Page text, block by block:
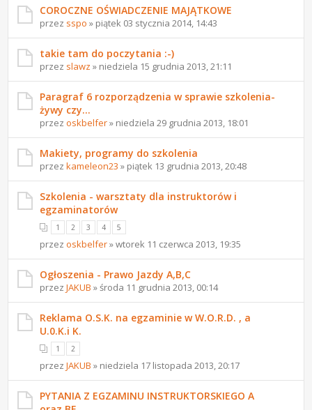
COROCZNE OŚWIADCZENIE MAJĄTKOWE
przez sspo » piątek 03 stycznia 2014, 14:43
takie tam do poczytania :-)
przez slawz » niedziela 15 grudnia 2013, 21:11
Paragraf 6 rozporządzenia w sprawie szkolenia-
żywy czy...
przezoskbelfer» niedziela 29 grudnia 2013, 18:01
Makiety, programy do szkolenia
przezkameleon23 » piątek 13 grudnia 2013, 20:48
Szkolenia - warsztaty dla instruktorów i
egzaminatorów
1 2 3 4 5
przezoskbelfer» wtorek 11 czerwca 2013, 19:35
Ogłoszenia - Prawo Jazdy A,B,C
przezJAKUB » środa 11 grudnia 2013, 00:14
Reklama O.S.K. na egzaminie w W.O.R.D. , a
U.0.K.i K.
1 2
przezJAKUB » niedziela 17 listopada 2013, 20:17
PYTANIA Z EGZAMINU INSTRUKTORSKIEGO A